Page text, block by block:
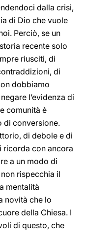
dalla crisi,
di Dio che vuole
Perciò, se un
recente solo
riusciti, di
di
dobbiamo
l’evidenza di
comunità è
di conversione.
di debole e di
ricorda con ancora
a un modo di
rispecchia il
mentalità
novità che lo
della Chiesa. I
di questo, che